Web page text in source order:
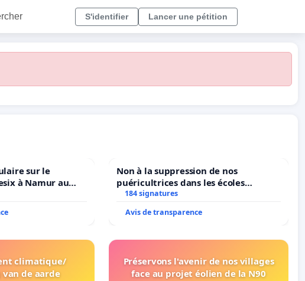
S'identifier Lancer une pétition
sur le
à Namur au
Non à la suppression de nos
puéricultrices dans les écoles
communale de Flémalle !
184 signatures
Avis de transparence
climatique/
de aarde
Préservons l'avenir de nos villages
face au projet éolien de la N90